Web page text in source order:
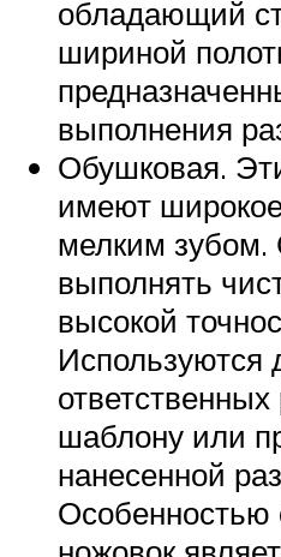
обладающий
шириной
выполнения
Обушковая.
имеют
мелким зубом.
выполнять
высокой
Используются
шаблону или
нанесенной